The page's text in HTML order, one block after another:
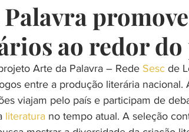
teatro Na Estrada
promove
ao redor do
Arte da Palavra – Rede Sesc de
entre a produção literária nacional.
viajam pelo país e participam de
literatura no tempo atual. A seleção